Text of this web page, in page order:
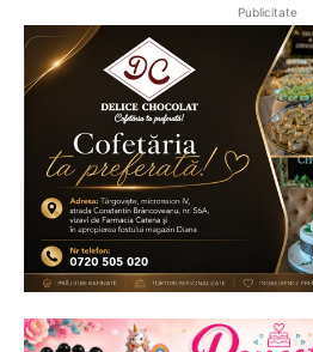
Publicitate